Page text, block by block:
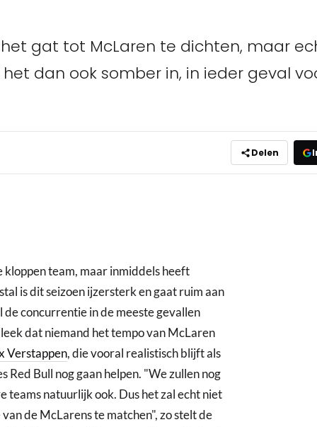
gat tot McLaren te dichten, maar
dan ook somber in, in ieder geval
Delen
team, maar inmiddels heeft
is dit seizoen ijzersterk en gaat ruim aan
concurrentie in de meeste gevallen
dat niemand het tempo van McLaren
Verstappen, die vooral realistisch blijft als
Bull nog gaan helpen. "We zullen nog
natuurlijk ook. Dus het zal echt niet
de McLarens te matchen", zo stelt de